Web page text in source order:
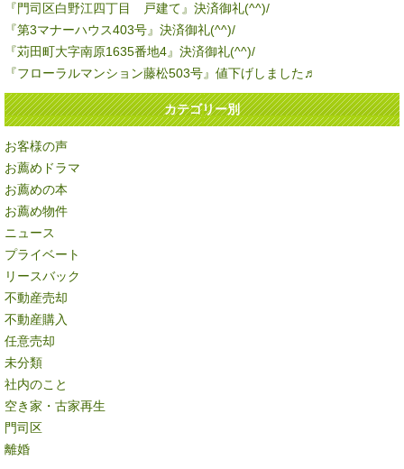
『門司区白野江四丁目 戸建て』決済御礼(^^)/
『第3マナーハウス403号』決済御礼(^^)/
『苅田町大字南原1635番地4』決済御礼(^^)/
『フローラルマンション藤松503号』値下げしました♬
カテゴリー別
お客様の声
お薦めドラマ
お薦めの本
お薦め物件
ニュース
プライベート
リースバック
不動産売却
不動産購入
任意売却
未分類
社内のこと
空き家・古家再生
門司区
離婚